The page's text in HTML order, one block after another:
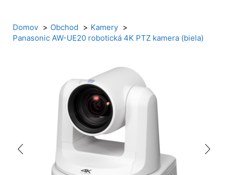
Domov Obchod
Kamery
Panasonic AW-UE20 robotická 4K PTZ kamera (biela)